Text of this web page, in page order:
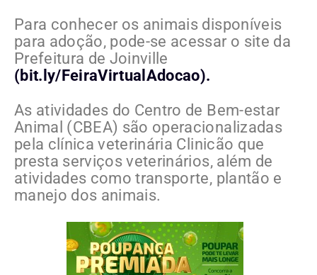
Para conhecer os animais disponíveis
para adoção, pode-se acessar o site da
Prefeitura de Joinville
(bit.ly/FeiraVirtualAdocao).
As atividades do Centro de Bem-estar
Animal (CBEA) são operacionalizadas
pela clínica veterinária Clinicão que
presta serviços veterinários, além de
atividades como transporte, plantão e
manejo dos animais.